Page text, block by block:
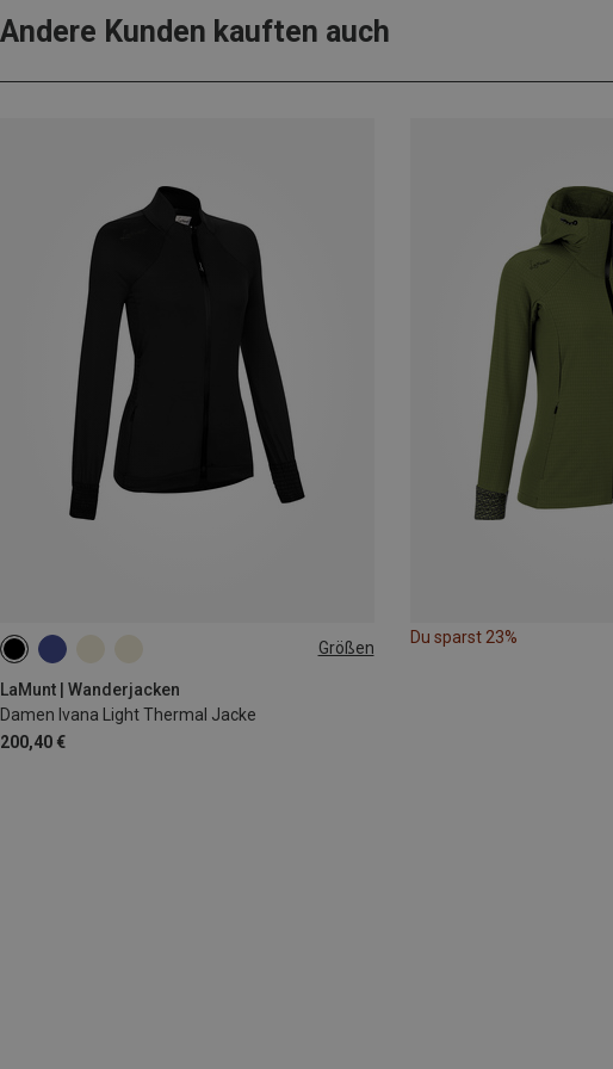
Andere Kunden kauften auch
Größen
LaMunt | Wanderjacken
Damen Ivana Light Thermal Jacke
200,40 €
XS S
Du sparst 23%